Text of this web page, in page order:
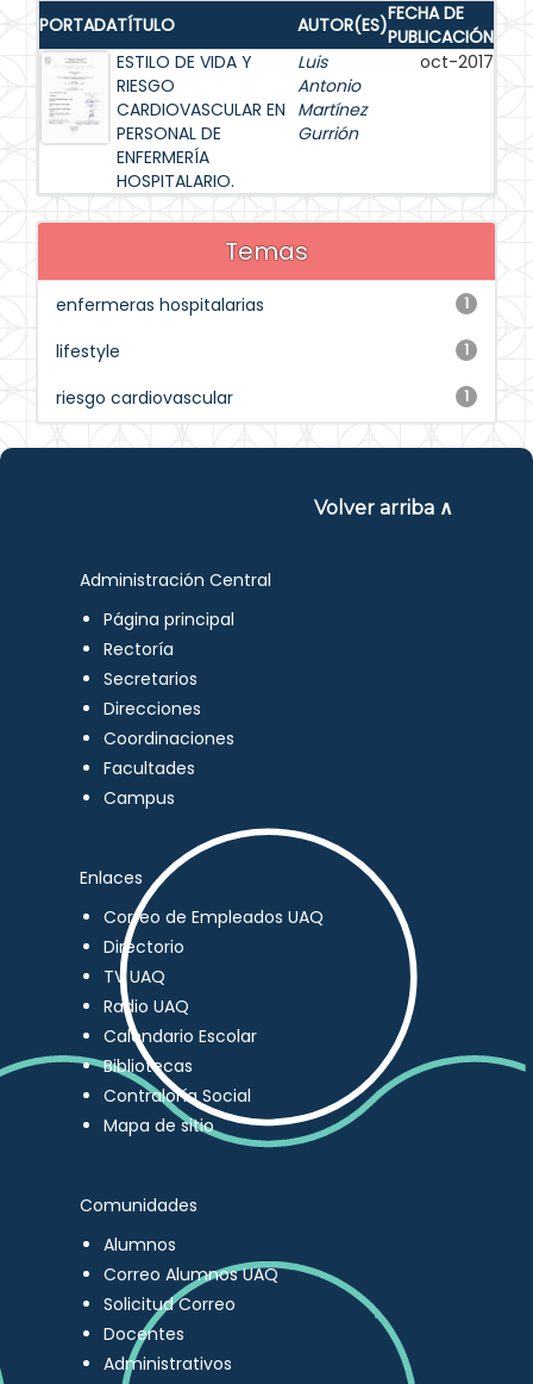
PORTADATÍTULO AUTOR(ES)FECHA DE
PUBLICACIÓN
ESTILO DE VIDA Y
RIESGO
CARDIOVASCULAR EN
PERSONAL DE
ENFERMERÍA
HOSPITALARIO.
Luis
Antonio
Martínez
Gurrión
oct-2017
Temas
1
enfermeras hospitalarias
1
lifestyle
1
riesgo cardiovascular
Volver arriba ∧
Administración Central
Página principal
Rectoría
Secretarios
Direcciones
Coordinaciones
Facultades
Campus
Enlaces
Correo de Empleados UAQ
Directorio
TV UAQ
Radio UAQ
Calendario Escolar
Bibliotecas
Contraloría Social
Mapa de sitio
Comunidades
Alumnos
Correo Alumnos UAQ
Solicitud Correo
Docentes
Administrativos